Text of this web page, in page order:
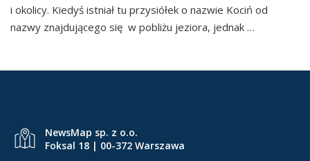
i okolicy. Kiedyś istniał tu przysiółek o nazwie Kociń od
nazwy znajdującego się w pobliżu jeziora, jednak …
NewsMap sp. z o.o.
Foksal 18 | 00-372 Warszawa